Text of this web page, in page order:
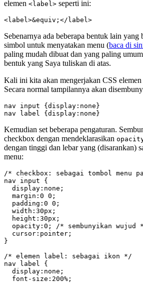
elemen <label> seperti ini:
<label>&equiv;</label>
Sebenarnya ada beberapa bentuk lain yang
simbol untuk menyatakan menu (baca di
paling mudah dibuat dan yang paling
bentuk yang Saya tuliskan di atas.
Kali ini kita akan mengerjakan CSS
Secara normal tampilannya akan
nav input {display:none}
nav label {display:none}
Kemudian set beberapa pengaturan.
checkbox dengan mendeklarasikan
dengan tinggi dan lebar yang (disarankan)
menu:
/* checkbox: sebagai tombol menu
nav input {
  display:none;
  margin:0 0;
  padding:0 0;
  width:30px;
  height:30px;
opacity:0; /* sembunyikan wujud
  cursor:pointer;
}
/* elemen label: sebagai ikon */
nav label {
  display:none;
  font-size:200%;